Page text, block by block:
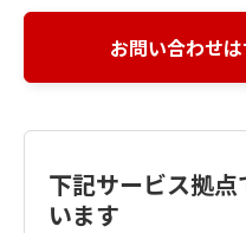
お問い合わせ
下記サービス拠
います